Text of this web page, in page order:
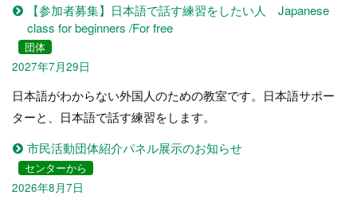
【参加者募集】日本語で話す練習をしたい人 Japanese
class for beginners /For free
団体
2027年7月29日
日本語がわからない外国人のための教室です。日本語サポー
ターと、日本語で話す練習をします。
市民活動団体紹介パネル展示のお知らせ
センターから
2026年8月7日